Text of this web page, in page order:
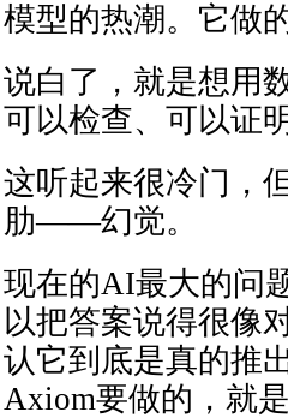
模型的热潮。它做
说白了，就是想用
可以检查、可以证
这听起来很冷门，
肋——幻觉。
现在的AI最大的问
以把答案说得很像
认它到底是真的推
Axiom要做的，就